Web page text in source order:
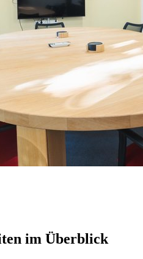
im Überblick